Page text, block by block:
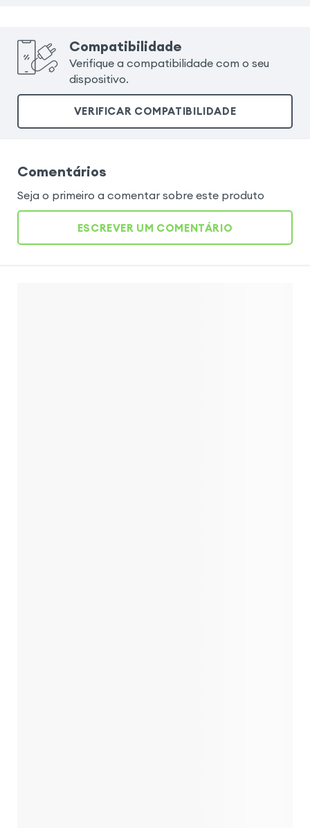
Compatibilidade
Verifique a compatibilidade com o seu
dispositivo.
VERIFICAR COMPATIBILIDADE
Comentários
Seja o primeiro a comentar sobre este produto
ESCREVER UM COMENTÁRIO